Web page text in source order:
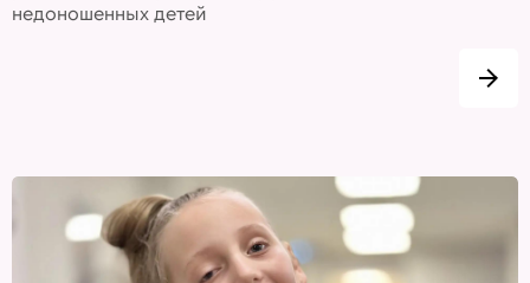
недоношенных детей